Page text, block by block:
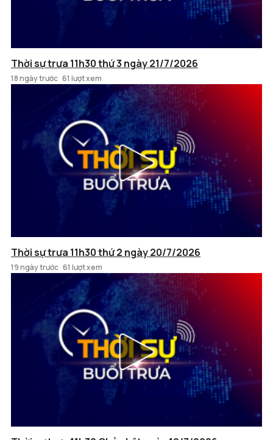
Thời sự trưa 11h30 thứ 3 ngày 21/7/2026
18 ngày trước 61 lượt xem
Thời sự trưa 11h30 thứ 2 ngày 20/7/2026
19 ngày trước 61 lượt xem